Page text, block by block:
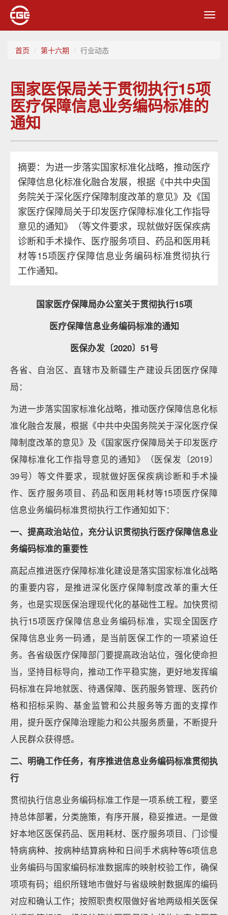
首页 第十六期 行业动态
国家医保局关于贯彻执行15项
医疗保障信息业务编码标准的
通知
摘要：为进一步落实国家标准化战略，推动医疗
保障信息化标准化融合发展，根据《中共中央国
务院关于深化医疗保障制度改革的意见》及《国
家医疗保障局关于印发医疗保障标准化工作指导
意见的通知》（等文件要求，现就做好医保疾病
诊断和手术操作、医疗服务项目、药品和医用耗
材等15项医疗保障信息业务编码标准贯彻执行
工作通知。
国家医疗保障局办公室关于贯彻执行15项
医疗保障信息业务编码标准的通知
医保办发〔2020〕51号
各省、自治区、直辖市及新疆生产建设兵团医疗保障
局：
为进一步落实国家标准化战略，推动医疗保障信息化标
准化融合发展，根据《中共中央国务院关于深化医疗保
障制度改革的意见》及《国家医疗保障局关于印发医疗
保障标准化工作指导意见的通知》（医保发〔2019〕
39号）等文件要求，现就做好医保疾病诊断和手术操
作、医疗服务项目、药品和医用耗材等15项医疗保障
信息业务编码标准贯彻执行工作通知如下：
一、提高政治站位，充分认识贯彻执行医疗保障信息业
务编码标准的重要性
高起点推进医疗保障标准化建设是落实国家标准化战略
的重要内容，是推进深化医疗保障制度改革的重大任
务，也是实现医保治理现代化的基础性工程。加快贯彻
执行15项医疗保障信息业务编码标准，实现全国医疗
保障信息业务一码通，是当前医保工作的一项紧迫任
务。各省级医疗保障部门要提高政治站位，强化使命担
当，坚持目标导向，推动工作平稳实施，更好地发挥编
码标准在异地就医、待遇保障、医药服务管理、医药价
格和招标采购、基金监管和公共服务等方面的支撑作
用，提升医疗保障治理能力和公共服务质量，不断提升
人民群众获得感。
二、明确工作任务，有序推进信息业务编码标准贯彻执
行
贯彻执行信息业务编码标准工作是一项系统工程，要坚
持总体部署，分类施策，有序开展，稳妥推进。一是做
好本地区医保药品、医用耗材、医疗服务项目、门诊慢
特病病种、按病种结算病种和日间手术病种等6项信息
业务编码与国家编码标准数据库的映射校验工作，确保
项项有码；组织所辖地市做好与省级映射数据库的编码
对应和确认工作；按照职责权限做好省地两级相关医保